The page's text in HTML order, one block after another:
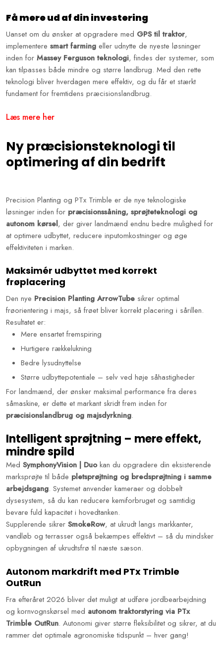
Få mere ud af din investering
Uanset om du ønsker at opgradere med GPS til traktor,
implementere smart farmingeller udnytte de nyeste løsninger
inden for Massey Ferguson teknologi, findes der systemer, som
kan tilpasses både mindre og større landbrug. Med den rette
teknologi bliver hverdagen mere effektiv, og du får et stærkt
fundament for fremtidens præcisionslandbrug.
Læs mere her
Ny præcisionsteknologi til
optimering af din bedrift
​Precision Planting og PTx Trimble er de nye teknologiske
løsninger inden for præcisionssåning, sprøjteteknologi og
autonom kørsel, der giver landmænd endnu bedre mulighed for
at optimere udbyttet, reducere inputomkostninger og øge
effektiviteten i marken.
Maksimér udbyttet med korrekt
frøplacering
Den nye Precision Planting ArrowTubesikrer optimal
frøorientering i majs, så frøet bliver korrekt placering i sårillen.
Resultatet er:
Mere ensartet fremspiring
Hurtigere rækkelukning
Bedre lysudnyttelse
Større udbyttepotentiale – selv ved høje såhastigheder
For landmænd, der ønsker maksimal performance fra deres
såmaskine, er dette et markant skridt frem inden for
præcisionslandbrug og majsdyrkning.
Intelligent sprøjtning – mere effekt,
mindre spild
Med SymphonyVision | Duokan du opgradere din eksisterende
marksprøjte til både pletsprøjtning og bredsprøjtning i samme
arbejdsgang. Systemet anvender kameraer og dobbelt
dysesystem, så du kan reducere kemiforbruget og samtidig
bevare fuld kapacitet i hovedtanken.
Supplerende sikrer SmokeRow, at ukrudt langs markkanter,
vandløb og terrasser også bekæmpes effektivt – så du mindsker
opbygningen af ukrudtsfrø til næste sæson.
Autonom markdrift med PTx Trimble
OutRun
Fra efteråret 2026 bliver det muligt at udføre jordbearbejdning
og kornvognskørsel med autonom traktorstyring via PTx
Trimble OutRun. Autonomi giver større fleksibilitet og sikrer, at du
rammer det optimale agronomiske tidspunkt – hver gang!